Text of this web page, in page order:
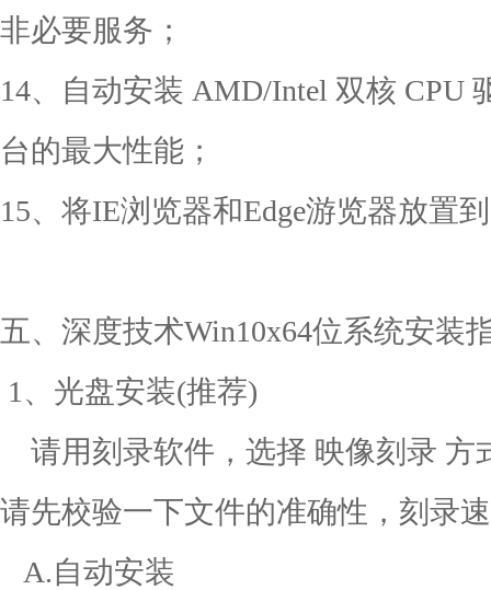
非必要服务；
14、自动安装 AMD/Intel 双核 CPU
台的最大性能；
15、将IE浏览器和Edge游览器放置
五、深度技术Win10x64位系统安装
1、光盘安装(推荐)
请用刻录软件，选择 映像刻录 方
请先校验一下文件的准确性，刻录
A.自动安装